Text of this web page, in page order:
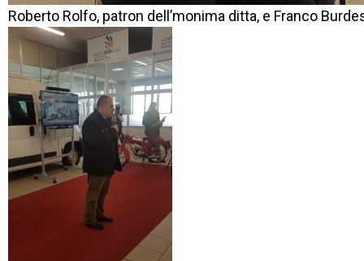
Roberto Rolfo, patron dell’monima ditta, e Franco